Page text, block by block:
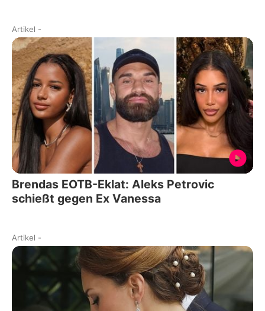
Artikel -
Brendas EOTB-Eklat: Aleks Petrovic
schießt gegen Ex Vanessa
Artikel -